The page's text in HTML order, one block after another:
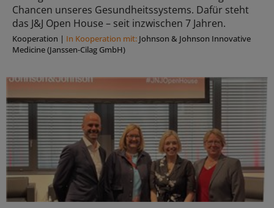
Chancen unseres Gesundheitssystems. Dafür steht
das J&J Open House – seit inzwischen 7 Jahren.
Kooperation | In Kooperation mit: Johnson & Johnson Innovative
Medicine (Janssen-Cilag GmbH)